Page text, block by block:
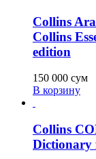
Collins
Collins
edition
150 000 сум
В корзину
Collins
Dictionary